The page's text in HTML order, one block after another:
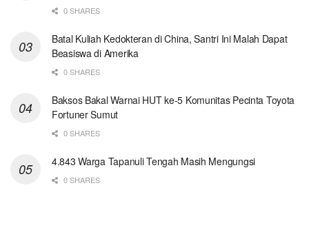
0 SHARES
Batal Kuliah Kedokteran di China, Santri Ini Malah Dapat
Beasiswa di Amerika
0 SHARES
Baksos Bakal Warnai HUT ke-5 Komunitas Pecinta Toyota
Fortuner Sumut
0 SHARES
4.843 Warga Tapanuli Tengah Masih Mengungsi
0 SHARES